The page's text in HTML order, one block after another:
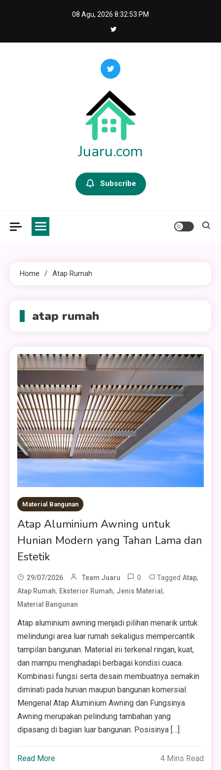
08 Agu, 2026 8:32:53 PM
Juaru.com
Subscribe
Home Atap Rumah
atap rumah
Material Bangunan
Atap Aluminium Awning untuk
Hunian Modern yang Tahan Lama dan
Estetik
29/07/2026 Team Juaru 0 TaggedAtap,
Atap Rumah, Eksterior Rumah, Jenis Material,
Material Bangunan
Atap aluminium awning menjadi pilihan menarik untuk
melindungi area luar rumah sekaligus mempercantik
tampilan bangunan. Material ini terkenal ringan, kuat,
dan mampu menghadapi berbagai kondisi cuaca.
Kombinasi fungsi serta desain membuatnya semakin
diminati pada hunian maupun bangunan komersial.
Mengenal Atap Aluminium Awning dan Fungsinya
Awning merupakan pelindung tambahan yang
dipasang di bagian luar bangunan. Posisinya […]
Read More 4 Mins Read